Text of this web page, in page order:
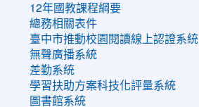
12年國教課程綱要
總務相關表件
臺中市推動校園閱讀線上認證系統
無聲廣播系統
差勤系統
學習扶助方案科技化評量系統
圖書館系統